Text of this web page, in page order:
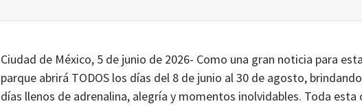
Ciudad de México, 5 de junio de 2026- Como una gran noticia para
parque abrirá TODOS los días del 8 de junio al 30 de agosto,
días llenos de adrenalina, alegría y momentos inolvidables. Toda